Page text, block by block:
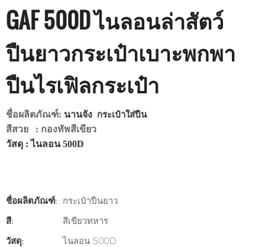
GAF 500D ไนลอนล่าสัตว์
ปืนยาวกระเป๋าเบาะพกพา
ปืนไรเฟิลกระเป๋า
ชื่อผลิตภัณฑ์: นานจัง กระเป๋าใส่ปืน
สีสวย
: กองทัพสีเขียว
วัสดุ : ไนลอน 500D
ชื่อผลิตภัณฑ์: กระเป๋าปืนยาว
สี:
สีเขียวทหาร
วัสดุ:
ไนลอน 500D